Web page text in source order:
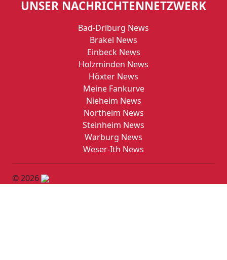
UNSER NACHRICHTENNETZWERK
Bad-Driburg News
Brakel News
Einbeck News
Holzminden News
Höxter News
Meine Fankurve
Nieheim News
Northeim News
Steinheim News
Warburg News
Weser-Ith News
© 2026